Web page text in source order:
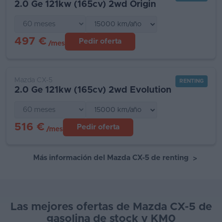
2.0 Ge 121kw (165cv) 2wd Origin
497 € /mes Pedir oferta
Mazda CX-5
2.0 Ge 121kw (165cv) 2wd Evolution
RENTING
516 € /mes Pedir oferta
Más información del Mazda CX-5 de renting >
Las mejores ofertas de Mazda CX-5 de
gasolina de stock y KM0